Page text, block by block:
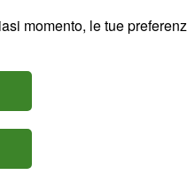
momento, le tue